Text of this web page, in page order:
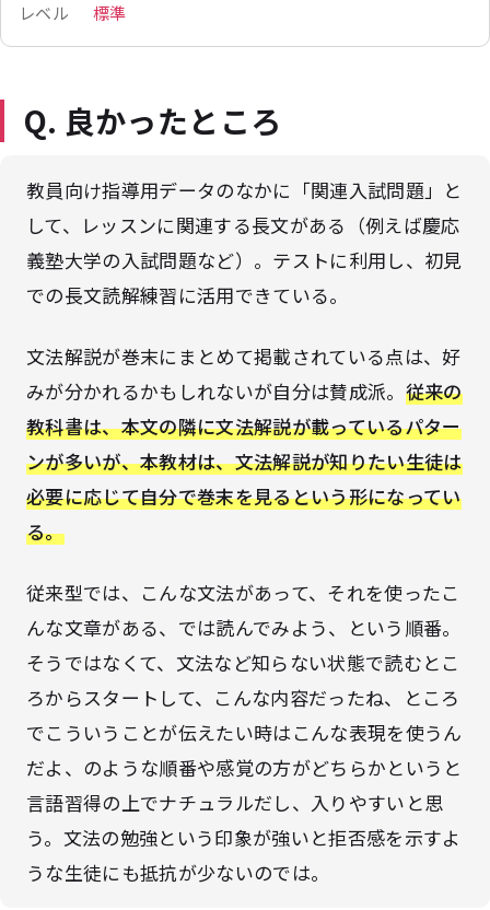
レベル
標準
Q. 良かったところ
教員向け指導用データのなかに「関連入試問題」と
して、レッスンに関連する長文がある（例えば慶応
義塾大学の入試問題など）。テストに利用し、初見
での長文読解練習に活用できている。
文法解説が巻末にまとめて掲載されている点は、好
みが分かれるかもしれないが自分は賛成派。 従来の
教科書は、本文の隣に文法解説が載っているパター
ンが多いが、本教材は、文法解説が知りたい生徒は
必要に応じて自分で巻末を見るという形になってい
る。
従来型では、こんな文法があって、それを使ったこ
んな文章がある、では読んでみよう、という順番。
そうではなくて、文法など知らない状態で読むとこ
ろからスタートして、こんな内容だったね、ところ
でこういうことが伝えたい時はこんな表現を使うん
だよ、のような順番や感覚の方がどちらかというと
言語習得の上でナチュラルだし、入りやすいと思
う。文法の勉強という印象が強いと拒否感を示すよ
うな生徒にも抵抗が少ないのでは。